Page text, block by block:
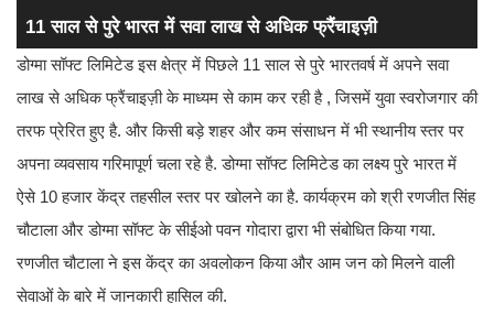
11 साल से पुरे भारत में सवा लाख से अधिक फ्रैंचाइज़ी
डोग्मा सॉफ्ट लिमिटेड इस क्षेत्र में पिछले 11 साल से पुरे भारतवर्ष में अपने सवा
लाख से अधिक फ्रैंचाइज़ी के माध्यम से काम कर रही है , जिसमें युवा स्वरोजगार की
तरफ प्रेरित हुए है. और किसी बड़े शहर और कम संसाधन में भी स्थानीय स्तर पर
अपना व्यवसाय गरिमापूर्ण चला रहे है. डोग्मा सॉफ्ट लिमिटेड का लक्ष्य पुरे भारत में
ऐसे 10 हजार केंद्र तहसील स्तर पर खोलने का है. कार्यक्रम को श्री रणजीत सिंह
चौटाला और डोग्मा सॉफ्ट के सीईओ पवन गोदारा द्वारा भी संबोधित किया गया.
रणजीत चौटाला ने इस केंद्र का अवलोकन किया और आम जन को मिलने वाली
सेवाओं के बारे में जानकारी हासिल की.